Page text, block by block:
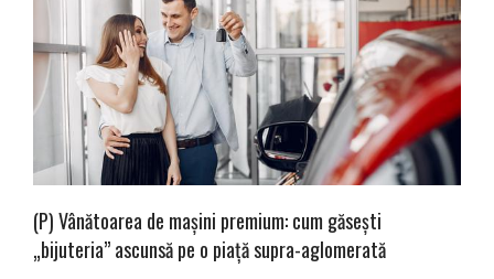
(P) Vânătoarea de mașini premium: cum găsești
„bijuteria” ascunsă pe o piață supra-aglomerată